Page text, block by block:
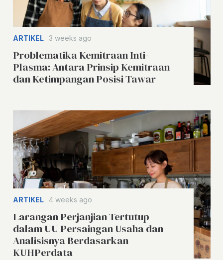
ARTIKEL 3 weeks ago
Problematika Kemitraan Inti-
Plasma: Antara Prinsip Kemitraan
dan Ketimpangan Posisi Tawar
ARTIKEL 4 weeks ago
Larangan Perjanjian Tertutup
dalam UU Persaingan Usaha dan
Analisisnya Berdasarkan
KUHPerdata